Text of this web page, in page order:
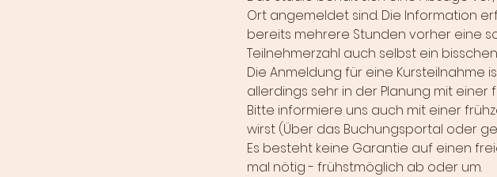
Ort angemeldet sind. Die Information
bereits mehrere Stunden vorher eine
Teilnehmerzahl auch selbst ein
Die Anmeldung für eine Kursteilnahme
allerdings sehr in der Planung mit einer
Bitte informiere uns auch mit einer
wirst (Über das Buchungsportal oder
Es besteht keine Garantie auf einen
mal nötig - frühstmöglich ab oder um.